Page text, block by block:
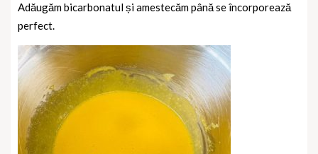
Adăugăm bicarbonatul și amestecăm până se încorporează
perfect.